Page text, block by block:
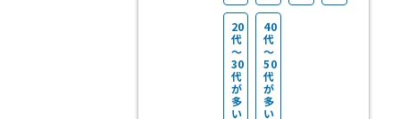
20
代
～
30
代
が
多
い
40
代
～
50
代
が
多
い